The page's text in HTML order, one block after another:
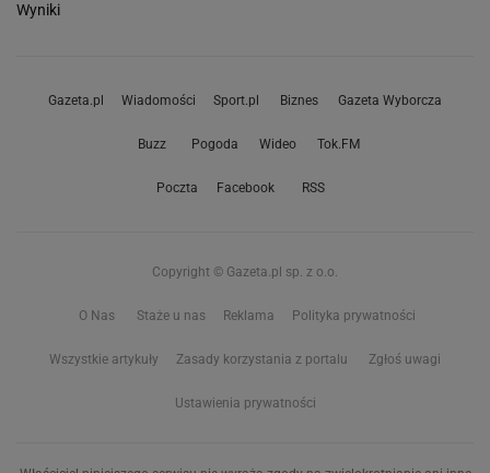
Wyniki
Gazeta.pl Wiadomości Sport.pl Biznes Gazeta Wyborcza
Buzz Pogoda Wideo Tok.FM
Poczta Facebook RSS
Copyright © Gazeta.pl sp. z o.o.
O Nas Staże u nas Reklama Polityka prywatności
Wszystkie artykuły Zasady korzystania z portalu Zgłoś uwagi
Ustawienia prywatności